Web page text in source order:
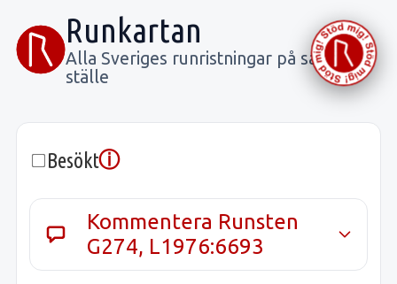
Runkartan
Alla Sveriges runristningar på samma
ställe
Besöktⓘ
Kommentera Runsten
G274, L1976:6693